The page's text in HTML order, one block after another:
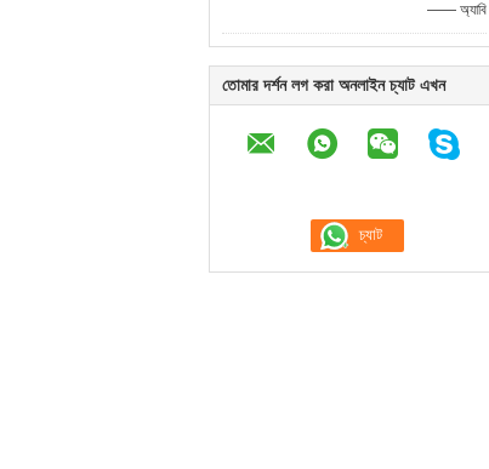
—— অ্যাবি
তোমার দর্শন লগ করা অনলাইন চ্যাট এখন